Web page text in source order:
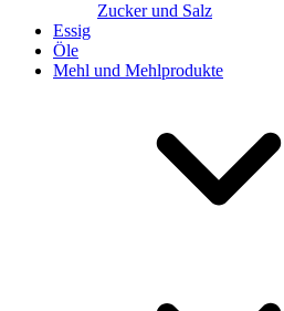
Zucker und Salz
Essig
Öle
Mehl und Mehlprodukte